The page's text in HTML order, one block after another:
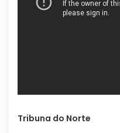
Tribuna do Norte